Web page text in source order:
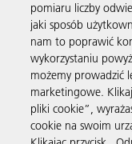
Usługi
Produkty i
Wsparcie i
pomiaru liczby
jaki sposób
nam to poprawić
wykorzystaniu
możemy prowadzić
marketingowe.
pliki cookie”,
cookie na swoim